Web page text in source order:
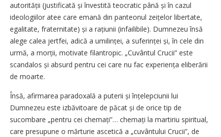
autorității (justificată și învestită teocratic până și în cazul
ideologiilor atee care emană din panteonul zeițelor libertate,
egalitate, fraternitate) și a rațiunii (infailibile). Dumnezeu însă
alege calea jertfei, adică a umilinței, a suferinței și, în cele din
urmă, a morții, motivate filantropic. „Cuvântul Crucii” este
scandalos și absurd pentru cei care nu fac experiența eliberării
de moarte.
Însă, afirmarea paradoxală a puterii și înțelepciunii lui
Dumnezeu este izbăvitoare de păcat și de orice tip de
sucombare „pentru cei chemați”… chemați la martiriu spiritual,
care presupune o mărturie ascetică a „cuvântului Crucii”, de